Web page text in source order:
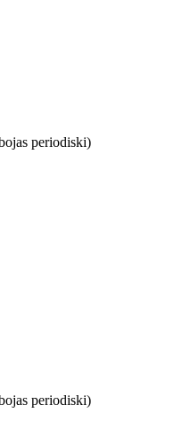
periodiski)
periodiski)